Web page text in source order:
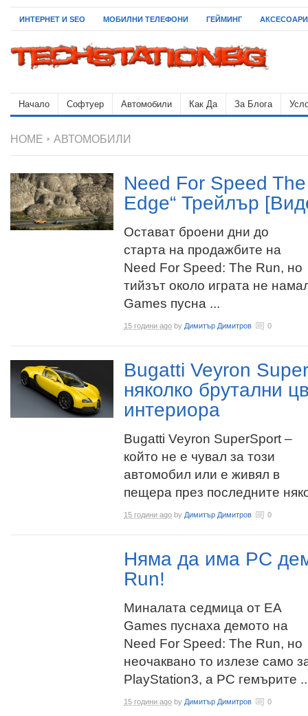
ИНТЕРНЕТ И SEO МОБИЛНИ ТЕЛЕФОНИ ГЕЙМИНГ АКСЕСОАРИ
Начало Софтуер Автомобили Как Да За Блога
HOME АВТОМОБИЛИ
Need For Speed
Edge“ Трейлър
Остават броени дни до
старта на продажбите на
Need For Speed: The Run, но
тийзът около играта не
Games пусна ...
15 години ago by Димитър Димитров 0
Bugatti Veyron
няколко брутални
интериора
Bugatti Veyron SuperSport –
който не е чувал за този
автомобил или е живял в
пещера през последните
15 години ago by Димитър Димитров 0
Няма да има PC
Run!
Миналата седмица от EA
Games пуснаха демото на
Need For Speed: The Run, но
неочаквано то излезе само
PlayStation3, а PC гемърите
15 години ago by Димитър Димитров 0